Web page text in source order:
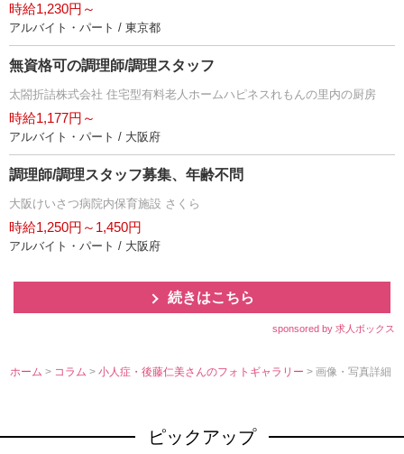
時給1,230円～
アルバイト・パート / 東京都
無資格可の調理師/調理スタッフ
太閤折詰株式会社 住宅型有料老人ホームハピネスれもんの里内の厨房
時給1,177円～
アルバイト・パート / 大阪府
調理師/調理スタッフ募集、年齢不問
大阪けいさつ病院内保育施設 さくら
時給1,250円～1,450円
アルバイト・パート / 大阪府
続きはこちら
sponsored by 求人ボックス
ホーム > コラム>小人症・後藤仁美さんのフォトギャラリー> 画像・写真詳細
ピックアップ